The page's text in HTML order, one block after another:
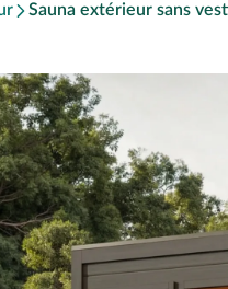
Sauna extérieur sans